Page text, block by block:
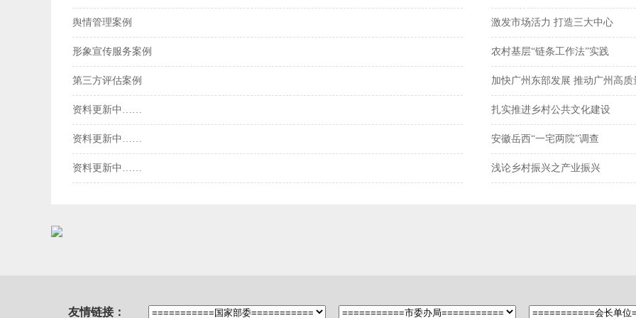
舆情管理案例
形象宣传服务案例
第三方评估案例
资料更新中……
资料更新中……
资料更新中……
激发市场活力 打造三大中心
农村基层“链条工作法”实践
加快广州东部发展 推动广州高质
扎实推进乡村公共文化建设
安徽岳西“一宅两院”调查
浅论乡村振兴之产业振兴
友情链接：